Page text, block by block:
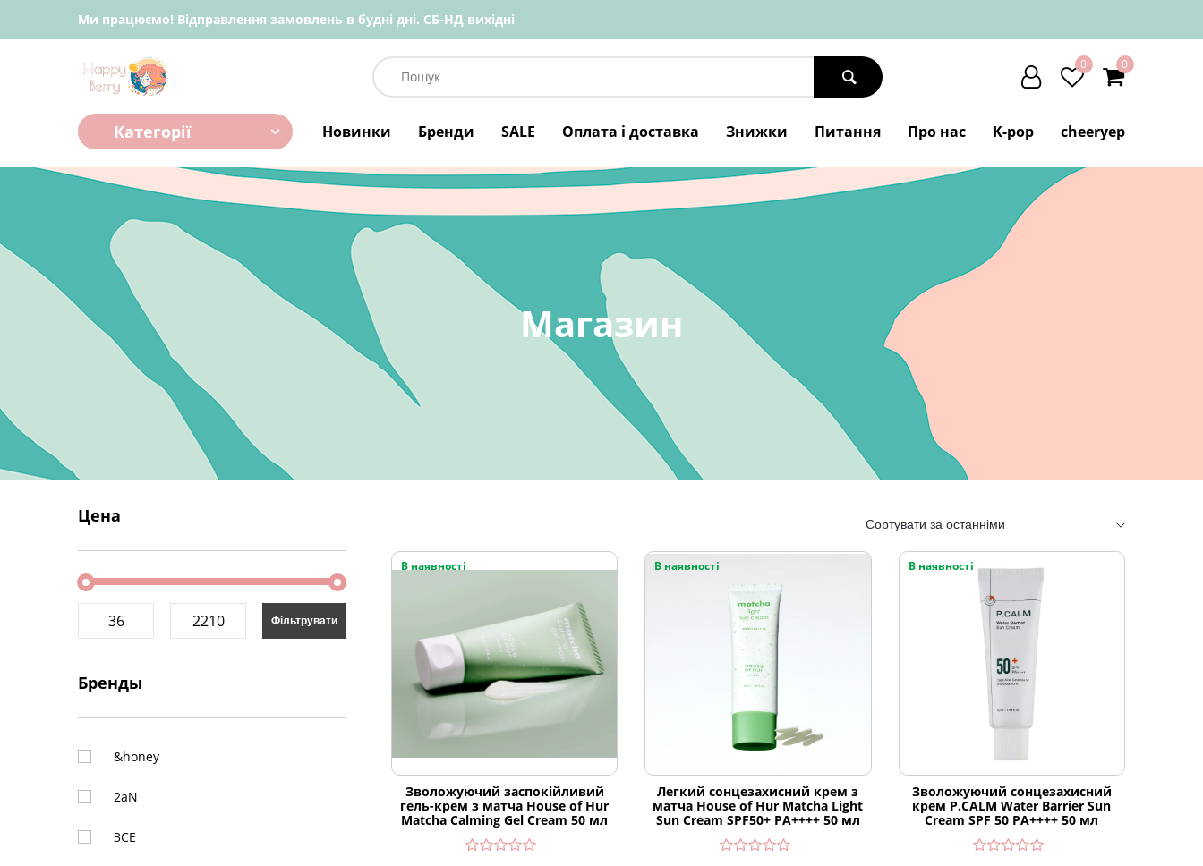
Ми працюємо! Відправлення замовлень в будні дні. СБ-НД вихідні
0 0
Категорії Новинки Бренди SALE Оплата і доставка Знижки Питання Про нас K-pop cheeryep
Магазин
Цена
Бренды
&honey
2aN
3CE
В наявності
Зволожуючий заспокійливий
гель-крем з матча House of Hur
Matcha Calming Gel Cream 50 мл
В наявності
Легкий сонцезахисний крем з
матча House of Hur Matcha Light
Sun Cream SPF50+ PA++++ 50 мл
В наявності
Зволожуючий сонцезахисний
крем P.CALM Water Barrier Sun
Cream SPF 50 PA++++ 50 мл